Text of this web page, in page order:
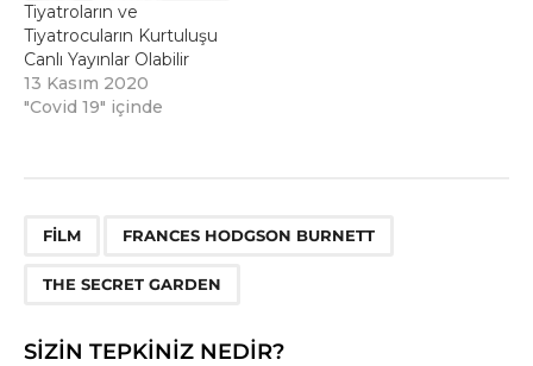
Tiyatroların ve
Tiyatrocuların Kurtuluşu
Canlı Yayınlar Olabilir
13 Kasım 2020
"Covid 19" içinde
FILM FRANCES HODGSON BURNETT
THE SECRET GARDEN
SIZIN TEPKINIZ NEDIR?